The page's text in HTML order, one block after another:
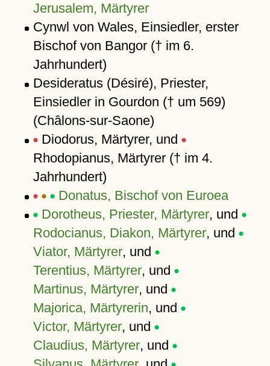
Jerusalem, Märtyrer
Cynwl von Wales, Einsiedler, erster
Bischof von Bangor († im 6.
Jahrhundert)
Desideratus (Désiré), Priester,
Einsiedler in Gourdon († um 569)
(Châlons-sur-Saone)
Diodorus, Märtyrer, und
Rhodopianus, Märtyrer († im 4.
Jahrhundert)
Donatus, Bischof von Euroea
Dorotheus, Priester, Märtyrer, und
Rodocianus, Diakon, Märtyrer, und
Viator, Märtyrer, und
Terentius, Märtyrer, und
Martinus, Märtyrer, und
Majorica, Märtyrerin, und
Victor, Märtyrer, und
Claudius, Märtyrer, und